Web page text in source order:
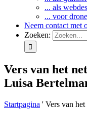
... als
... voor
Neem contact met
Zoeken:
Vers van het
Luisa
Startpagina ' Vers van